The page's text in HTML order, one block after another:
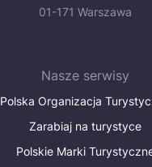
01-171 Warszawa
Nasze serwisy
Polska Organizacja
Zarabiaj na turystyce
Polskie Marki